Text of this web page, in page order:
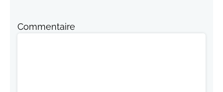
Commentaire